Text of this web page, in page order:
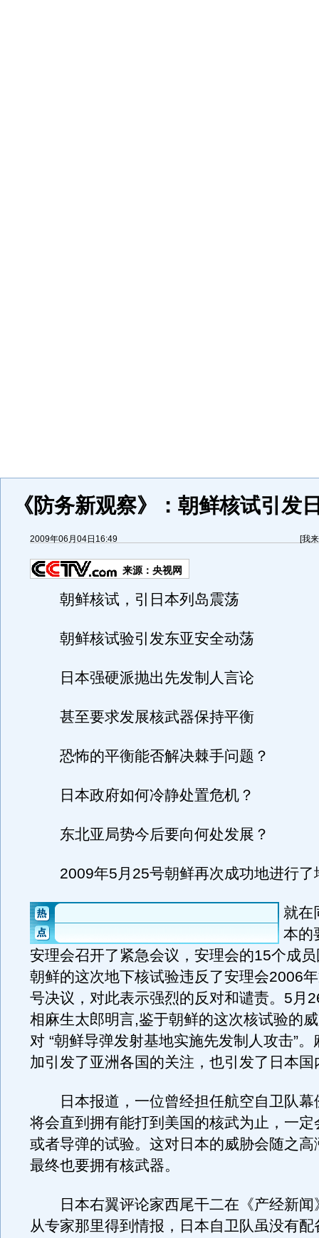
《防务新观察》：朝鲜核试引发
2009年06月04日16:49 [我
来源： 央视网
朝鲜核试，引日本列岛震荡
朝鲜核试验引发东亚安全动荡
日本强硬派抛出先发制人言论
甚至要求发展核武器保持平衡
恐怖的平衡能否解决棘手问题？
日本政府如何冷静处置危机？
东北亚局势今后要向何处发展？
2009年5月25号朝鲜再次成功地进行了
就在
本的
安理会召开了紧急会议，安理会的15个成
朝鲜的这次地下核试验违反了安理会2006
号决议，对此表示强烈的反对和谴责。5月
相麻生太郎明言,鉴于朝鲜的这次核试验的
对 “朝鲜导弹发射基地实施先发制人攻击”
加引发了亚洲各国的关注，也引发了日本国
日本报道，一位曾经担任航空自卫队幕
将会直到拥有能打到美国的核武为止，一定
或者导弹的试验。这对日本的威胁会随之高
最终也要拥有核武器。
日本右翼评论家西尾干二在《产经新闻
从专家那里得到情报，日本自卫队虽没有配